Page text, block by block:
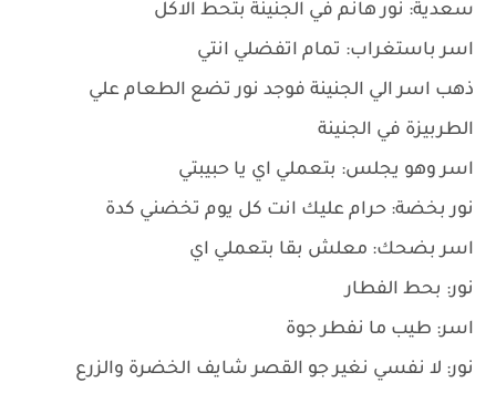
سعدية: نور هانم في الجنينة بتحط الاكل
اسر باستغراب: تمام اتفضلي انتي
ذهب اسر الي الجنينة فوجد نور تضع الطعام علي
الطربيزة في الجنينة
اسر وهو يجلس: بتعملي اي يا حبيبتي
نور بخضة: حرام عليك انت كل يوم تخضني كدة
اسر بضحك: معلش بقا بتعملي اي
نور: بحط الفطار
اسر: طيب ما نفطر جوة
نور: لا نفسي نغير جو القصر شايف الخضرة والزرع